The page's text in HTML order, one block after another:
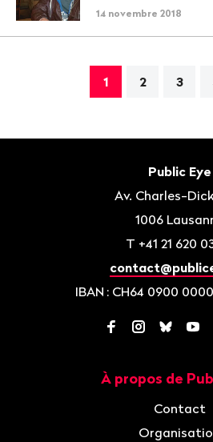
14 novembre 2018
1 2 3
Public Eye
Av. Charles-
1006
T +41 21 620
IBAN : CH64 0900
Facebook
Instagram
Bluesky
À propos de
Contact